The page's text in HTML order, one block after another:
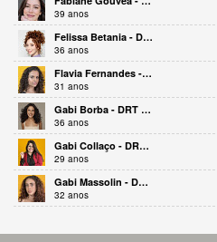
39 anos
Felissa Betania - DRT 46710
36 anos
Flavia Fernandes - DRT 44204
31 anos
Gabi Borba - DRT 41728
36 anos
Gabi Collaço - DRT 36645
29 anos
Gabi Massolin - DRT 29257
32 anos